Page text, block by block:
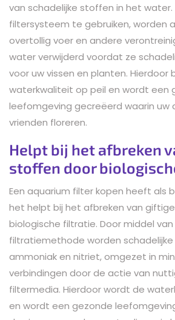
van schadelijke stoffen in het
filtersysteem te gebruiken, worden
overtollig voer en andere
water verwijderd voordat ze
voor uw vissen en planten. Hierdoor
waterkwaliteit op peil en wordt een
leefomgeving gecreëerd waarin uw
vrienden floreren.
Helpt bij het afbreken
stoffen door
Een aquarium filter kopen heeft als
het helpt bij het afbreken van
biologische filtratie. Door middel
filtratiemethode worden
ammoniak en nitriet, omgezet in
verbindingen door de actie van
filtermedia. Hierdoor wordt de
en wordt een gezonde